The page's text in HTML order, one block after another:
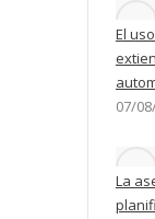
El
07/
La